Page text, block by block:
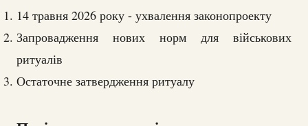
14 травня 2026 року - ухвалення законопроекту
Запровадження нових норм для військових
ритуалів
Остаточне затвердження ритуалу